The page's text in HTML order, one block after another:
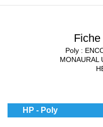
Poly :
MONAURAL
HP - Poly